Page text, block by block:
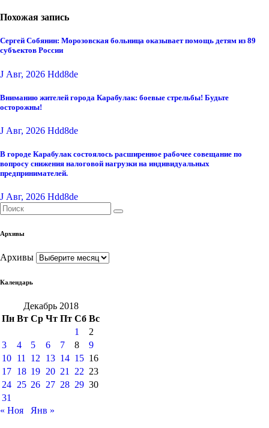
Похожая запись
Сергей Собянин: Морозовская больница оказывает помощь детям из 89
субъектов России
J Авг, 2026 Hdd8de
Вниманию жителей города Карабулак: боевые стрельбы! Будьте
осторожны!
J Авг, 2026 Hdd8de
В городе Карабулак состоялось расширенное рабочее совещание по
вопросу снижения налоговой нагрузки на индивидуальных
предпринимателей.
J Авг, 2026 Hdd8de
Архивы
Архивы
Календарь
Декабрь 2018
Пн Вт Ср Чт Пт Сб Вс
1
2
3
4 5 6 7 8
9
10 11 12 13 14 15 16
17 18 19 20 21 22 23
24 25 26 27 28 29 30
31
« Ноя
Янв »